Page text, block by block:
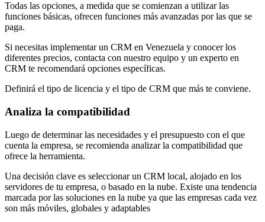
Todas las opciones, a medida que se comienzan a utilizar las
funciones básicas, ofrecen funciones más avanzadas por las que se
paga.
Si necesitas implementar un CRM en Venezuela y conocer los
diferentes precios, contacta con nuestro equipo y un experto en
CRM te recomendará opciones específicas.
Definirá el tipo de licencia y el tipo de CRM que más te conviene.
Analiza la compatibilidad
Luego de determinar las necesidades y el presupuesto con el que
cuenta la empresa, se recomienda analizar la compatibilidad que
ofrece la herramienta.
Una decisión clave es seleccionar un CRM local, alojado en los
servidores de tu empresa, o basado en la nube. Existe una tendencia
marcada por las soluciones en la nube ya que las empresas cada vez
son más móviles, globales y adaptables